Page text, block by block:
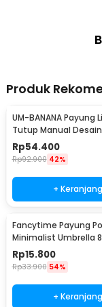
Produk
UM-BANANA Payung
Tutup Manual
Umbrella 88cm -
Rp54.400
Rp92.900 42%
+ Keranjang
Fancytime Payung
Minimalist Umbrella
90cm - P075
Rp15.800
Rp33.900 54%
+ Keranjang